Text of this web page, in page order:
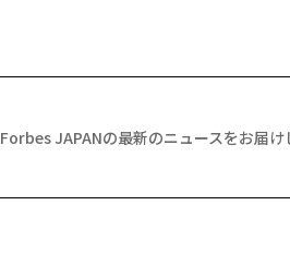
Forbes JAPANの最新のニュースをお届け